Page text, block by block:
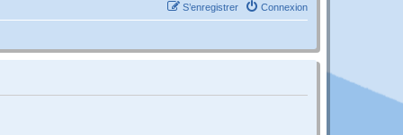
Connexion
S’enregistrer